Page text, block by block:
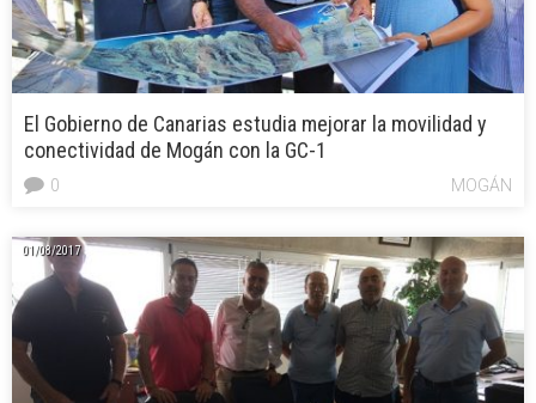
El Gobierno de Canarias estudia mejorar la movilidad y
conectividad de Mogán con la GC-1
MOGÁN
0
01/08/2017